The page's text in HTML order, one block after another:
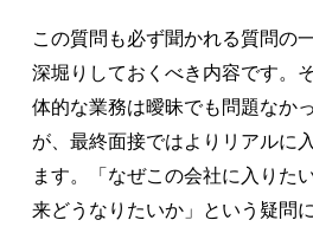
この質問も必ず聞かれる質問の
深堀りしておくべき内容です。
体的な業務は曖昧でも問題なか
が、最終面接ではよりリアルに
ます。「なぜこの会社に入りた
来どうなりたいか」という疑問